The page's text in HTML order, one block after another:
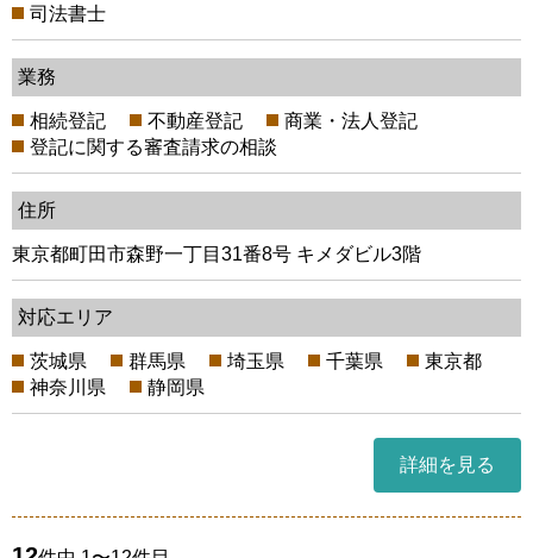
司法書士
業務
相続登記 不動産登記
商業・法人登記
登記に関する審査請求の相談
住所
東京都町田市森野一丁目31番8号 キメダビル3階
対応エリア
茨城県 群馬県 埼玉県 千葉県
東京都
神奈川県
静岡県
詳細を見る